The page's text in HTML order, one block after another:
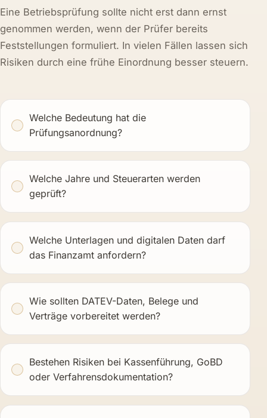
Eine Betriebsprüfung sollte nicht erst dann ernst
genommen werden, wenn der Prüfer bereits
Feststellungen formuliert. In vielen Fällen lassen sich
Risiken durch eine frühe Einordnung besser steuern.
Welche Bedeutung hat die
Prüfungsanordnung?
Welche Jahre und Steuerarten werden
geprüft?
Welche Unterlagen und digitalen Daten darf
das Finanzamt anfordern?
Wie sollten DATEV-Daten, Belege und
Verträge vorbereitet werden?
Bestehen Risiken bei Kassenführung, GoBD
oder Verfahrensdokumentation?